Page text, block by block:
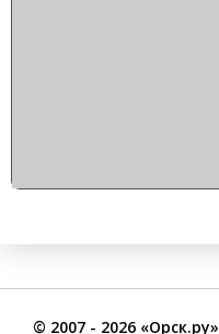
© 2007 - 2026 «Орск.ру»